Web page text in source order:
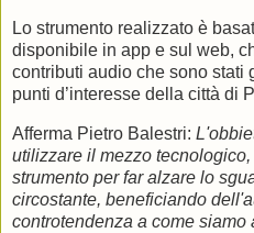
Lo strumento realizzato è
disponibile in app e sul web,
contributi audio che sono stati
punti d’interesse della città di
Afferma Pietro Balestri:
utilizzare il mezzo
strumento per far alzare lo
circostante, beneficiando
controtendenza a come